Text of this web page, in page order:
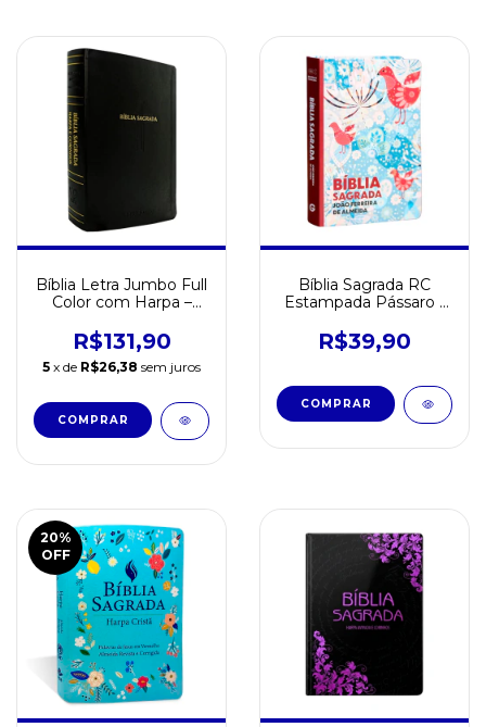
Bíblia Letra Jumbo Full
Color com Harpa –
R$131,90
5 x de R$26,38 sem juros
Bíblia Sagrada RC
Estampada Pássaro -
R$39,90
20%
OFF